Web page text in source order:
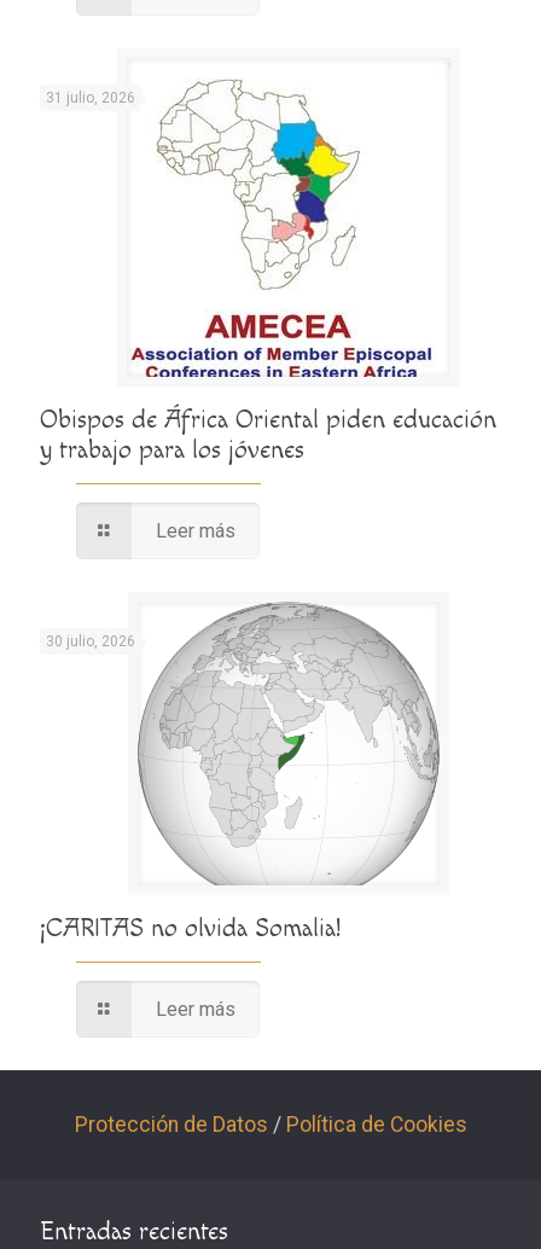
31 julio, 2026
Obispos de África Oriental piden educación
y trabajo para los jóvenes
Leer más
30 julio, 2026
¡CARITAS no olvida Somalia!
Leer más
Protección de Datos / Política de Cookies
Entradas recientes